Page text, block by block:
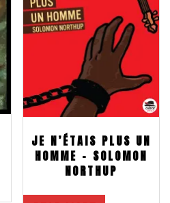
JE N’ÉTAIS PLUS UN
HOMME – SOLOMON
NORTHUP